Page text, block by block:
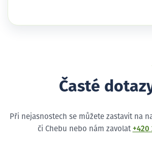
Časté
Při nejasnostech se můžete zastavit na
či Chebu nebo nám zavolat +420